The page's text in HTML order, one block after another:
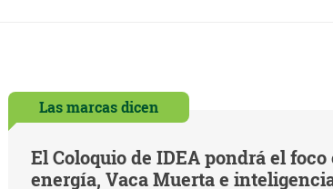
Las marcas dicen
El Coloquio de IDEA pondrá el foco
energía, Vaca Muerta e